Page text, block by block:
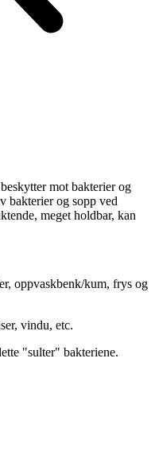
mot bakterier og
bakterier og sopp ved
meget holdbar, kan
oppvaskbenk/kum, frys og
vindu, etc.
"sulter" bakteriene.